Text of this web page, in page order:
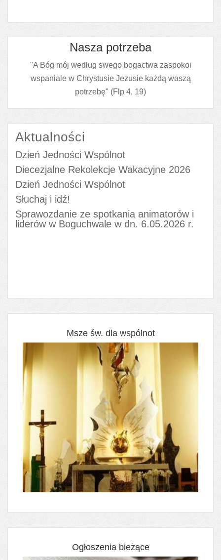
Nasza potrzeba
"A Bóg mój według swego bogactwa zaspokoi
wspaniale w Chrystusie Jezusie każdą waszą
potrzebę" (Flp 4, 19)
Aktualności
Dzień Jedności Wspólnot
Diecezjalne Rekolekcje Wakacyjne 2026
Dzień Jedności Wspólnot
Słuchaj i idź!
Sprawozdanie ze spotkania animatorów i
liderów w Boguchwale w dn. 6.05.2026 r.
Msze św. dla wspólnot
Ogłoszenia bieżące